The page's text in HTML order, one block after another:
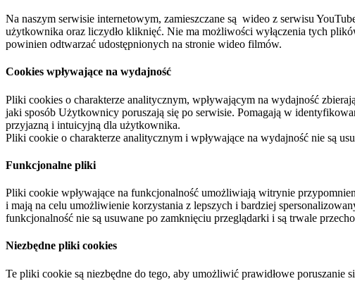
Na naszym serwisie internetowym, zamieszczane są wideo z serwisu
użytkownika oraz liczydło kliknięć. Nie ma możliwości wyłączenia tych
powinien odtwarzać udostępnionych na stronie wideo filmów.
Cookies wpływające na wydajność
Pliki cookies o charakterze analitycznym, wpływającym na wydajność
jaki sposób Użytkownicy poruszają się po serwisie. Pomagają w
przyjazną i intuicyjną dla użytkownika.
Pliki cookie o charakterze analitycznym i wpływające na wydajność nie są
Funkcjonalne pliki
Pliki cookie wpływające na funkcjonalność umożliwiają witrynie
i mają na celu umożliwienie korzystania z lepszych i bardziej
funkcjonalność nie są usuwane po zamknięciu przeglądarki i są trwale
Niezbędne pliki cookies
Te pliki cookie są niezbędne do tego, aby umożliwić prawidłowe poruszanie